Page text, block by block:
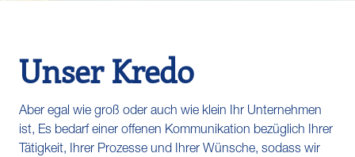
Unser Kredo
Aber egal wie groß oder auch wie klein Ihr Unternehmen
ist, Es bedarf einer offenen Kommunikation bezüglich Ihrer
Tätigkeit, Ihrer Prozesse und Ihrer Wünsche, sodass wir